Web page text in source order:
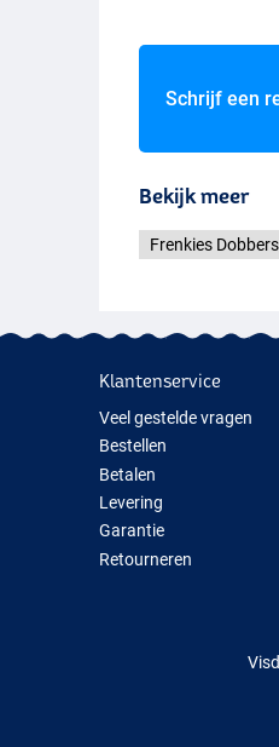
Schrijf een
Bekijk meer
Frenkies Dobbers
Klantenservice
Veel gestelde vragen
Bestellen
Betalen
Levering
Garantie
Retourneren